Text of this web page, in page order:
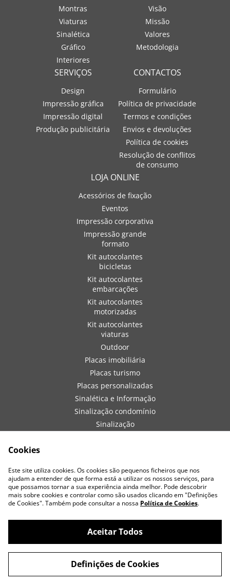
Montras
Viaturas
Sinalética
Gráfico
Interiores
Visão
Missão
Valores
Metodologia
SERVIÇOS
Design
Impressão gráfica
Impressão digital
Produção publicitária
CONTACTOS
Formulário
Política de privacidade
Termos e condições
Envios e devoluções
Política de cookies
Resolução de conflitos
de consumo
LOJA ONLINE
Acessórios de fixação
Eventos
Impressão corporativa
Impressão grande
formato
Kit autocolantes
bicicletas
Kit autocolantes
embarcações
Kit autocolantes
motorizadas
Kit autocolantes
viaturas
Outdoor
Placas imobiliária
Placas turismo
Placas personalizadas
Sinalética e Informação
Sinalização condomínio
Sinalização
embarcações
Vestuário
©2026Talina
powered by
Cookies
Este site utiliza cookies. Os cookies são pequenos ficheiros que nos
ajudam a entender de que forma está a utilizar os nossos serviços, para
que possamos tornar a sua experiência ainda melhor. Pode descobrir
mais sobre cookies e controlar como são usados clicando em "Definições
de Cookies". Também pode consultar a nossa Política de Cookies.
Aceitar Todos
Definições de Cookies